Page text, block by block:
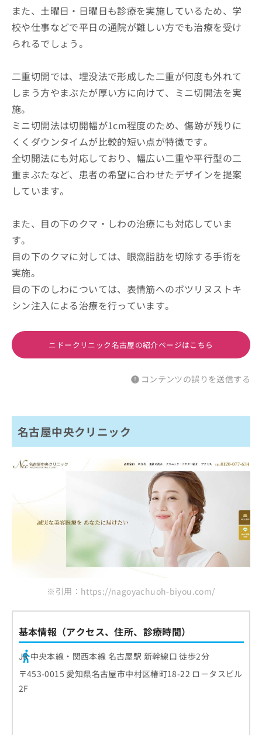
また、土曜日・日曜日も診療を実施しているため、学
校や仕事などで平日の通院が難しい方でも治療を受け
られるでしょう。
二重切開では、埋没法で形成した二重が何度も外れて
しまう方やまぶたが厚い方に向けて、ミニ切開法を実
施。
ミニ切開法は切開幅が1cm程度のため、傷跡が残りに
くくダウンタイムが比較的短い点が特徴です。
全切開法にも対応しており、幅広い二重や平行型の二
重まぶたなど、患者の希望に合わせたデザインを提案
しています。
また、目の下のクマ・しわの治療にも対応していま
す。
目の下のクマに対しては、眼窩脂肪を切除する手術を
実施。
目の下のしわについては、表情筋へのボツリヌストキ
シン注入による治療を行っています。
ニドークリニック名古屋の紹介ページはこちら
コンテンツの誤りを送信する
名古屋中央クリニック
※引用：https://nagoyachuoh-biyou.com/
基本情報（アクセス、住所、診療時間）
JR 中央本線・関西本線 名古屋駅 新幹線口 徒歩2分
〒453-0015 愛知県名古屋市中村区椿町18-22 ロ－タスビル
2F